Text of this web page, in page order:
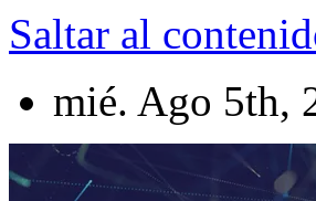
Saltar al
mié. Ago 5th,